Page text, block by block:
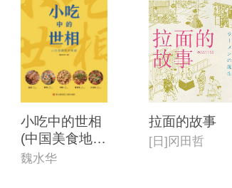
小吃中的世相
(中国美食地理
系列)
魏水华
拉面的故事
[日]冈田哲